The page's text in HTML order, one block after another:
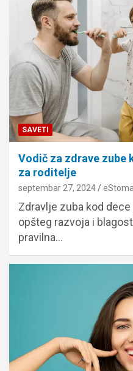
SAVETI
Vodič za zdrave zube
za roditelje
septembar 27, 2024
Zdravlje zuba kod
opšteg razvoja i
pravilna…